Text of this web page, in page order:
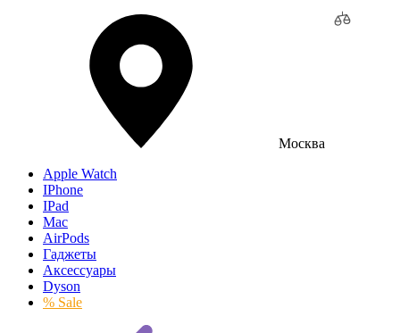
Москва
Apple Watch
IPhone
IPad
Mac
AirPods
Гаджеты
Аксессуары
Dyson
% Sale